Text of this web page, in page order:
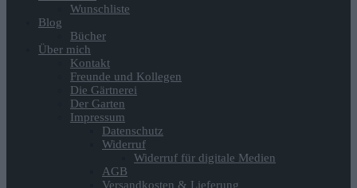
Wunschliste
Blog
Bücher
Über mich
Kontakt
Freunde und Kollegen
Die Gärtnerei
Der Garten
Impressum
Datenschutz
Widerruf
Widerruf für digitale Medien
AGB
Versandkosten & Lieferung